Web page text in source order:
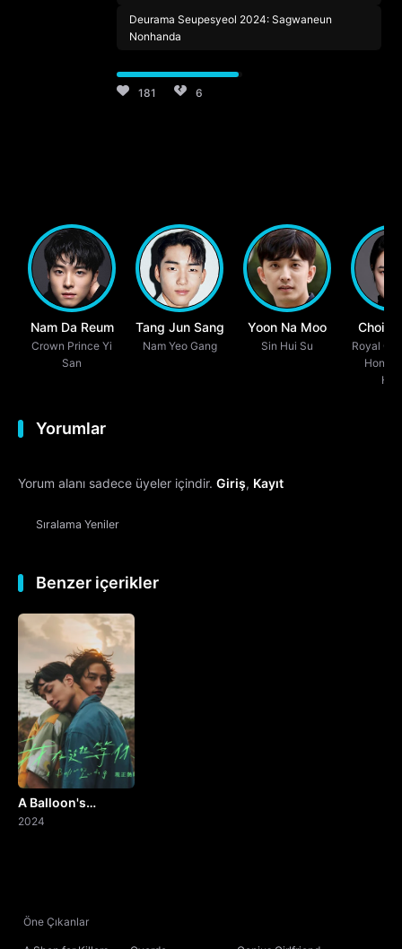
Deurama Seupesyeol 2024: Sagwaneun
Nonhanda
181 6
Nam Da Reum
Crown Prince Yi
San
Tang Jun Sang
Nam Yeo Gang
Yoon Na Moo
Sin Hui Su
Choi
Royal
Hong /
Yorumlar
Yorum alanı sadece üyeler içindir. Giriş, Kayıt
Sıralama Yeniler
Benzer içerikler
A Balloon's
Landing
2024
Öne Çıkanlar